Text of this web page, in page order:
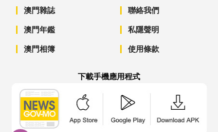
澳門雜誌
澳門年鑑
澳門相簿
聯絡我們
私隱聲明
使用條款
下載手機應用程式